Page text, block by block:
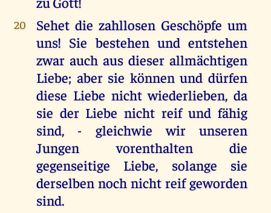
20
Sehet die zahllosen Geschöpfe um
uns! Sie bestehen und entstehen
zwar auch aus dieser allmächtigen
Liebe; aber sie können und dürfen
diese Liebe nicht wiederlieben, da
sie der Liebe nicht reif und fähig
sind, - gleichwie wir unseren
Jungen vorenthalten die
gegenseitige Liebe, solange sie
derselben noch nicht reif geworden
sind.